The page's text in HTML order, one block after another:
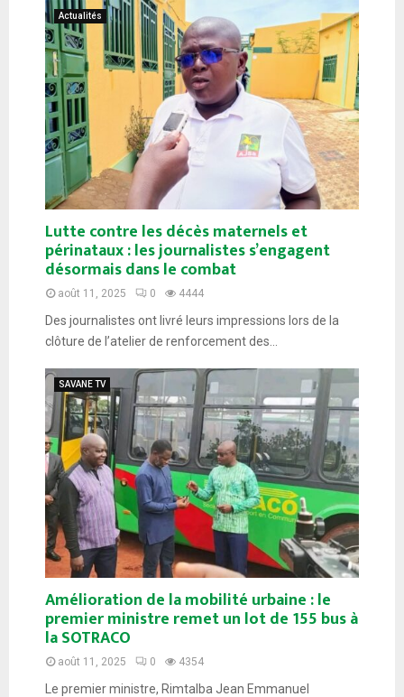
Actualités
Lutte contre les décès maternels et
périnataux : les journalistes s’engagent
désormais dans le combat
août 11, 2025 0 4444
Des journalistes ont livré leurs impressions lors de la
clôture de l’atelier de renforcement des...
SAVANE TV
Amélioration de la mobilité urbaine : le
premier ministre remet un lot de 155 bus à
la SOTRACO
août 11, 2025 0 4354
Le premier ministre, Rimtalba Jean Emmanuel